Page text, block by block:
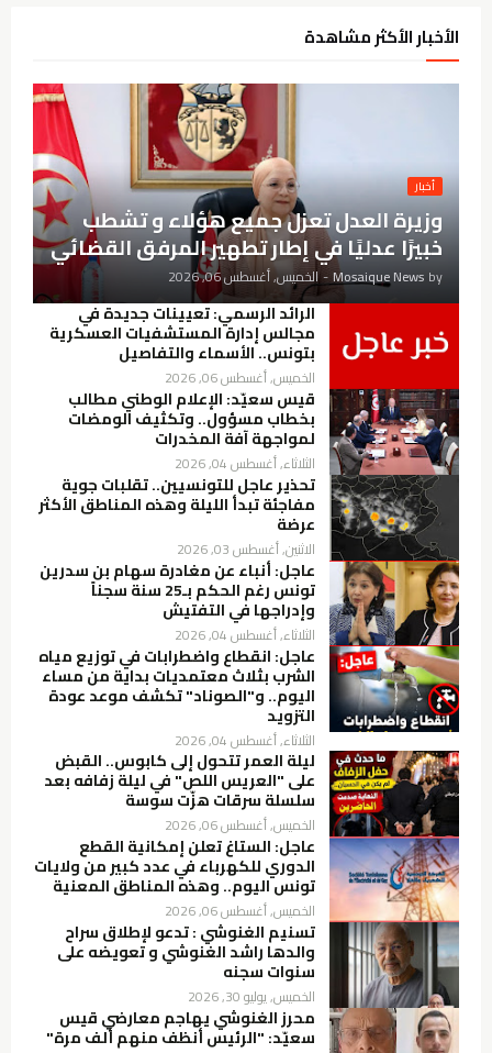
الأخبار الأكثر مشاهدة
أخبار
وزيرة العدل تعزل جميع هؤلاء و تشطب
خبيرًا عدليًا في إطار تطهير المرفق القضائي
by
Mosaique News
- الخميس, أغسطس 06, 2026
الرائد الرسمي: تعيينات جديدة في
مجالس إدارة المستشفيات العسكرية
بتونس.. الأسماء والتفاصيل
الخميس, أغسطس 06, 2026
قيس سعيّد: الإعلام الوطني مطالب
بخطاب مسؤول.. وتكثيف الومضات
لمواجهة آفة المخدرات
الثلاثاء, أغسطس 04, 2026
تحذير عاجل للتونسيين.. تقلبات جوية
مفاجئة تبدأ الليلة وهذه المناطق الأكثر
عرضة
الاثنين, أغسطس 03, 2026
عاجل: أنباء عن مغادرة سهام بن سدرين
تونس رغم الحكم بـ25 سنة سجناً
وإدراجها في التفتيش
الثلاثاء, أغسطس 04, 2026
عاجل: انقطاع واضطرابات في توزيع مياه
الشرب بثلاث معتمديات بداية من مساء
اليوم.. و"الصوناد" تكشف موعد عودة
التزويد
الثلاثاء, أغسطس 04, 2026
ليلة العمر تتحول إلى كابوس.. القبض
على "العريس اللص" في ليلة زفافه بعد
سلسلة سرقات هزّت سوسة
الخميس, أغسطس 06, 2026
عاجل: الستاغ تعلن إمكانية القطع
الدوري للكهرباء في عدد كبير من ولايات
تونس اليوم.. وهذه المناطق المعنية
الخميس, أغسطس 06, 2026
تسنيم الغنوشي : تدعو لإطلاق سراح
والدها راشد الغنوشي و تعويضه على
سنوات سجنه
الخميس, يوليو 30, 2026
محرز الغنوشي يهاجم معارضي قيس
سعيّد: "الرئيس أنظف منهم ألف مرة"